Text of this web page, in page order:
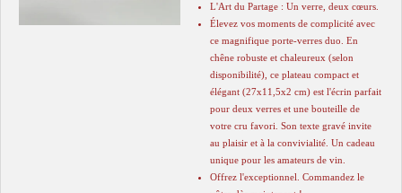
L'Art du Partage : Un verre, deux cœurs.
Élevez vos moments de complicité avec
ce magnifique porte-verres duo. En
chêne robuste et chaleureux (selon
disponibilité), ce plateau compact et
élégant (27x11,5x2 cm) est l'écrin parfait
pour deux verres et une bouteille de
votre cru favori. Son texte gravé invite
au plaisir et à la convivialité. Un cadeau
unique pour les amateurs de vin.
Offrez l'exceptionnel. Commandez le